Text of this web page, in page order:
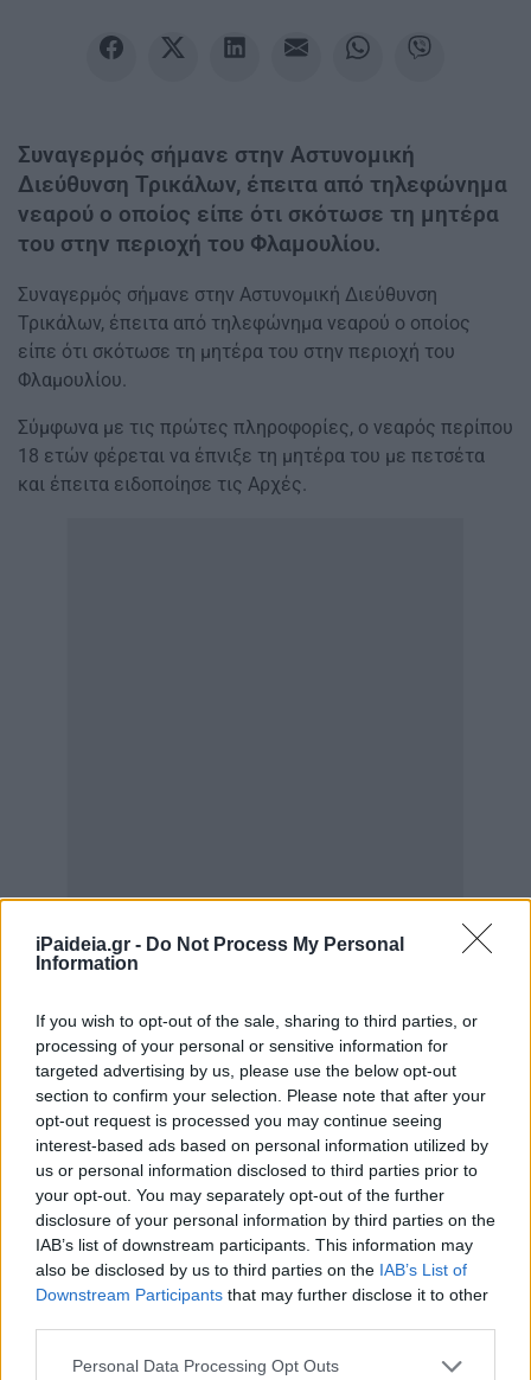
iPaideia.gr - Do Not Process My Personal
Information
If you wish to opt-out of the sale, sharing to third parties, or
processing of your personal or sensitive information for
targeted advertising by us, please use the below opt-out
section to confirm your selection. Please note that after your
opt-out request is processed you may continue seeing
interest-based ads based on personal information utilized by
us or personal information disclosed to third parties prior to
your opt-out. You may separately opt-out of the further
disclosure of your personal information by third parties on the
IAB’s list of downstream participants. This information may
also be disclosed by us to third parties on the IAB’s List of
Downstream Participants that may further disclose it to other
Please note that this website/app uses one or more Google
Personal Data Processing Opt Outs
Συναγερμός σήμανε στην Αστυνομική
Διεύθυνση Τρικάλων, έπειτα από τηλεφώνημα
νεαρού ο οποίος είπε ότι σκότωσε τη μητέρα
του στην περιοχή του Φλαμουλίου.
Συναγερμός σήμανε στην Αστυνομική Διεύθυνση
Τρικάλων, έπειτα από τηλεφώνημα νεαρού ο οποίος
είπε ότι σκότωσε τη μητέρα του στην περιοχή του
Φλαμουλίου.
Σύμφωνα με τις πρώτες πληροφορίες, ο νεαρός περίπου
18 ετών φέρεται να έπνιξε τη μητέρα του με πετσέτα
και έπειτα ειδοποίησε τις Αρχές.
Ο 18χρονος συνελήφθη, ενώ, οι αστυνομικές δυνάμεις
διεξάγουν έρευνα, για τις συνθήκες κάτω από τις οποίες